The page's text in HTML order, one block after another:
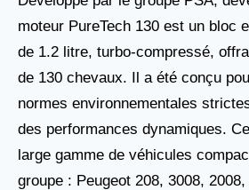
moteur PureTech 130 est un bloc
de 1.2 litre, turbo-compressé,
de 130 chevaux. Il a été conçu
normes environnementales
des performances dynamiques.
large gamme de véhicules
groupe : Peugeot 208, 3008,